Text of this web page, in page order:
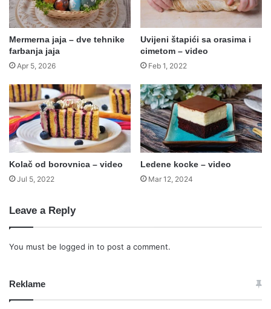
Mermerna jaja – dve tehnike
farbanja jaja
Apr 5, 2026
Uvijeni štapići sa orasima i
cimetom – video
Feb 1, 2022
Kolač od borovnica – video
Jul 5, 2022
Ledene kocke – video
Mar 12, 2024
Leave a Reply
You must be logged in to post a comment.
Reklame